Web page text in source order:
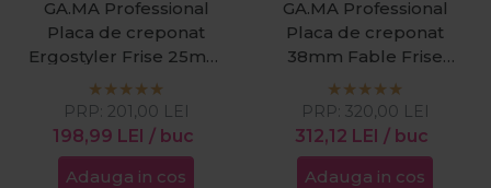
GA.MA Professional
Placa de creponat
Ergostyler Frise 25mm
GI1517
198,99 LEI / buc
PRP: 201,00 LEI
Adauga in cos
GA.MA Professional
Placa de creponat
38mm Fable Frise
GI2080
312,12 LEI / buc
PRP: 320,00 LEI
Adauga in cos